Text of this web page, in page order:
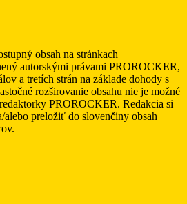
obsah na stránkach
autorskými právami PROROCKER,
a tretích strán na základe dohody s
rozširovanie obsahu nie je možné
PROROCKER. Redakcia si
preložiť do slovenčiny obsah